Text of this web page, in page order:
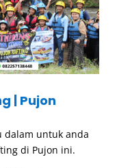
| Pujon
dalam untuk anda
di Pujon ini.